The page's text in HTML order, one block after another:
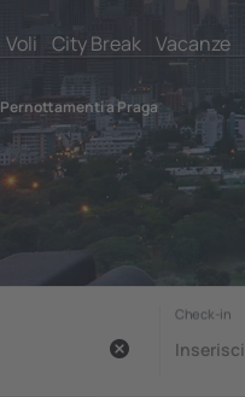
Voli City Break Vacanze
Pernottamenti a Praga